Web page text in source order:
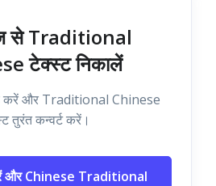
से Traditional
टेक्स्ट निकालें
करें और Traditional Chinese
तुरंत कन्वर्ट करें।
और Chinese Traditional